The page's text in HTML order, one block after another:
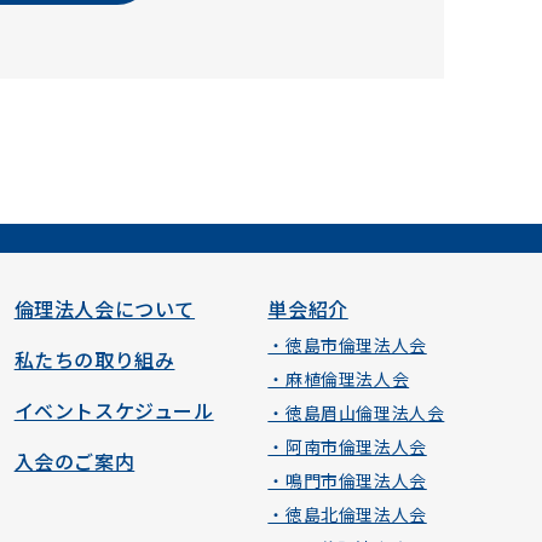
倫理法人会について
私たちの取り組み
イベントスケジュール
入会のご案内
単会紹介
・徳島市倫理法人会
・麻植倫理法人会
・徳島眉山倫理法人会
・阿南市倫理法人会
・鳴門市倫理法人会
・徳島北倫理法人会